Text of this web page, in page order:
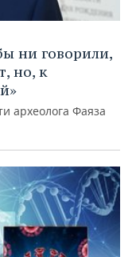
ни говорили,
но, к
археолога Фаяза